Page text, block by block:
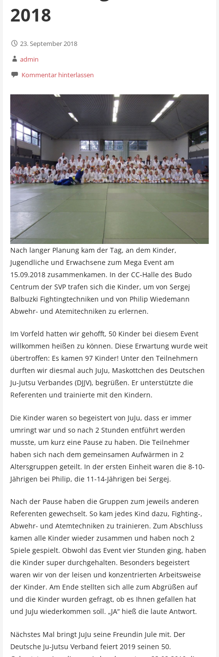
2018
23. September 2018
admin
Kommentar hinterlassen
Nach langer Planung kam der Tag, an dem Kinder,
Jugendliche und Erwachsene zum Mega Event am
15.09.2018 zusammenkamen. In der CC-Halle des Budo
Centrum der SVP trafen sich die Kinder, um von Sergej
Balbuzki Fightingtechniken und von Philip Wiedemann
Abwehr- und Atemitechniken zu erlernen.
Im Vorfeld hatten wir gehofft, 50 Kinder bei diesem Event
willkommen heißen zu können. Diese Erwartung wurde weit
übertroffen: Es kamen 97 Kinder! Unter den Teilnehmern
durften wir diesmal auch JuJu, Maskottchen des Deutschen
Ju-Jutsu Verbandes (DJJV), begrüßen. Er unterstützte die
Referenten und trainierte mit den Kindern.
Die Kinder waren so begeistert von JuJu, dass er immer
umringt war und so nach 2 Stunden entführt werden
musste, um kurz eine Pause zu haben. Die Teilnehmer
haben sich nach dem gemeinsamen Aufwärmen in 2
Altersgruppen geteilt. In der ersten Einheit waren die 8-10-
Jährigen bei Philip, die 11-14-Jährigen bei Sergej.
Nach der Pause haben die Gruppen zum jeweils anderen
Referenten gewechselt. So kam jedes Kind dazu, Fighting-,
Abwehr- und Atemtechniken zu trainieren. Zum Abschluss
kamen alle Kinder wieder zusammen und haben noch 2
Spiele gespielt. Obwohl das Event vier Stunden ging, haben
die Kinder super durchgehalten. Besonders begeistert
waren wir von der leisen und konzentrierten Arbeitsweise
der Kinder. Am Ende stellten sich alle zum Abgrüßen auf
und die Kinder wurden gefragt, ob es Ihnen gefallen hat
und JuJu wiederkommen soll. „JA“ hieß die laute Antwort.
Nächstes Mal bringt JuJu seine Freundin Jule mit. Der
Deutsche Ju-Jutsu Verband feiert 2019 seinen 50.